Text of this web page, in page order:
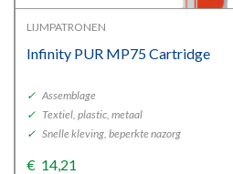
LIJMPATRONEN
Infinity PUR MP75 Cartridge
✓ Assemblage
✓ Textiel, plastic, metaal
✓ Snelle kleving, beperkte nazorg
€ 14,21